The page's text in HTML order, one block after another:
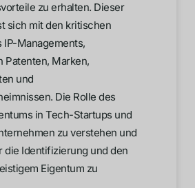
zu erhalten. Dieser
sich mit den kritischen
IP-Managements,
Patenten, Marken,
und
Die Rolle des
in Tech-Startups und
zu verstehen und
die Identifizierung und den
Eigentum zu